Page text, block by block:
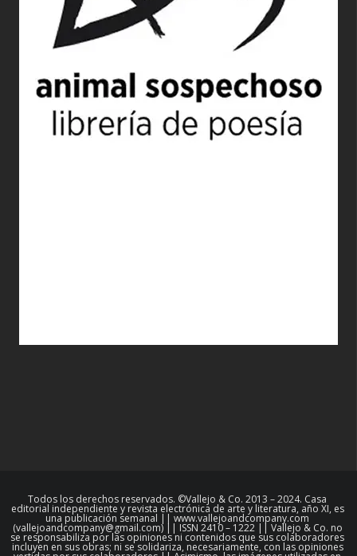
Todos los derechos reservados. ©Vallejo & Co. 2013 – 2024. Casa
editorial independiente y revista electrónica de arte y literatura, año XI, es
una publicación semanal || www.vallejoandcompany.com
(vallejoandcompany@gmail.com) || ISSN 2410 – 1222 || Vallejo & Co. no
se responsabiliza por las opiniones ni contenidos que sus colaboradores
incluyen en sus obras; ni se solidariza, necesariamente, con las opiniones